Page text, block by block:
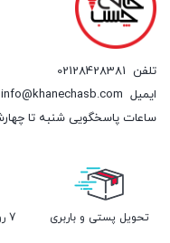
تلفن 02128428381
ایمیل info@khanechasb.com
ساعات پاسخگویی شنبه تا چهارشنبه از ساعت 9 الی
تحویل پستی و باربری